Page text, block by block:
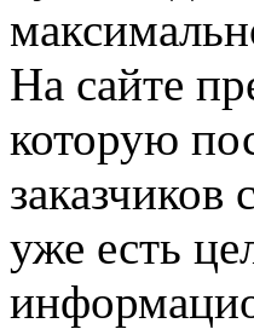
На сайте
которую
уже есть